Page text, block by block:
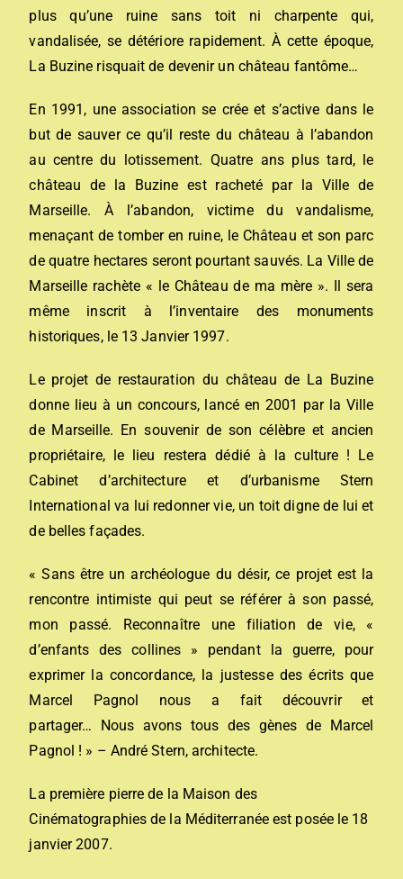
plus qu’une ruine sans toit ni charpente qui,
vandalisée, se détériore rapidement. À cette époque,
La Buzine risquait de devenir un château fantôme…
En 1991, une association se crée et s’active dans le
but de sauver ce qu’il reste du château à l’abandon
au centre du lotissement. Quatre ans plus tard, le
château de la Buzine est racheté par la Ville de
Marseille. À l’abandon, victime du vandalisme,
menaçant de tomber en ruine, le Château et son parc
de quatre hectares seront pourtant sauvés. La Ville de
Marseille rachète « le Château de ma mère ». Il sera
même inscrit à l’inventaire des monuments
historiques, le 13 Janvier 1997.
Le projet de restauration du château de La Buzine
donne lieu à un concours, lancé en 2001 par la Ville
de Marseille. En souvenir de son célèbre et ancien
propriétaire, le lieu restera dédié à la culture ! Le
Cabinet d’architecture et d’urbanisme Stern
International va lui redonner vie, un toit digne de lui et
de belles façades.
« Sans être un archéologue du désir, ce projet est la
rencontre intimiste qui peut se référer à son passé,
mon passé. Reconnaître une filiation de vie, «
d’enfants des collines » pendant la guerre, pour
exprimer la concordance, la justesse des écrits que
Marcel Pagnol nous a fait découvrir et
partager… Nous avons tous des gènes de Marcel
Pagnol ! » – André Stern, architecte.
La première pierre de la Maison des
Cinématographies de la Méditerranée est posée le 18
janvier 2007.